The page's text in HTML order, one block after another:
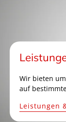
Wir bieten
auf
Leistungen